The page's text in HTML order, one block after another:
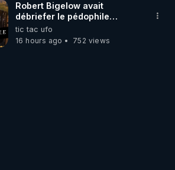
Robert Bigelow avait
débriefer le pédophile
génocidaire de donald j
trump
tic tac ufo
16 hours ago
752 views